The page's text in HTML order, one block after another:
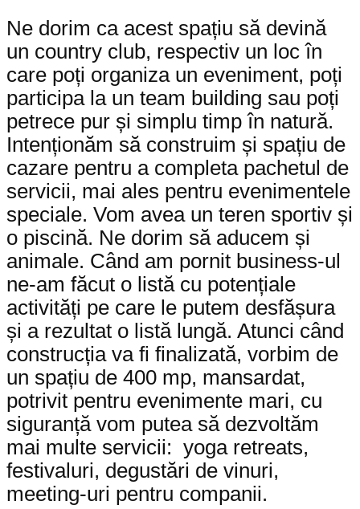
Ne dorim ca acest spațiu să devină
un country club, respectiv un loc în
care poți organiza un eveniment, poți
participa la un team building sau poți
petrece pur și simplu timp în natură.
Intenționăm să construim și spațiu de
cazare pentru a completa pachetul de
servicii, mai ales pentru evenimentele
speciale. Vom avea un teren sportiv și
o piscină. Ne dorim să aducem și
animale. Când am pornit business-ul
ne-am făcut o listă cu potențiale
activități pe care le putem desfășura
și a rezultat o listă lungă. Atunci când
construcția va fi finalizată, vorbim de
un spațiu de 400 mp, mansardat,
potrivit pentru evenimente mari, cu
siguranță vom putea să dezvoltăm
mai multe servicii: yoga retreats,
festivaluri, degustări de vinuri,
meeting-uri pentru companii.